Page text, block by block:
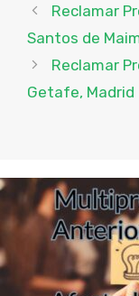
Reclamar
Santos de
Reclamar
Getafe, Madrid